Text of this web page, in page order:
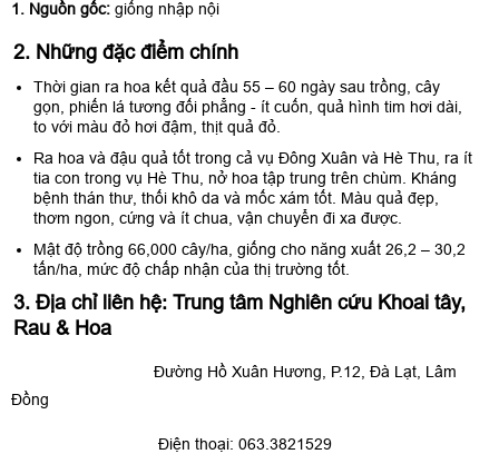
1. Nguồn gốc: giống nhập nội
2. Những đặc điểm chính
Thời gian ra hoa kết quả đầu 55 – 60 ngày sau trồng, cây
gọn, phiến lá tương đối phẳng - ít cuốn, quả hình tim hơi dài,
to với màu đỏ hơi đậm, thịt quả đỏ.
Ra hoa và đậu quả tốt trong cả vụ Đông Xuân và Hè Thu, ra ít
tia con trong vụ Hè Thu, nở hoa tập trung trên chùm. Kháng
bệnh thán thư, thối khô da và mốc xám tốt. Màu quả đẹp,
thơm ngon, cứng và ít chua, vận chuyển đi xa được.
Mật độ trồng 66,000 cây/ha, giống cho năng xuất 26,2 – 30,2
tấn/ha, mức độ chấp nhận của thị trường tốt.
3. Địa chỉ liên hệ: Trung tâm Nghiên cứu Khoai tây,
Rau & Hoa
Đường Hồ Xuân Hương, P.12, Đà Lạt, Lâm
Đồng
Điện thoại: 063.3821529